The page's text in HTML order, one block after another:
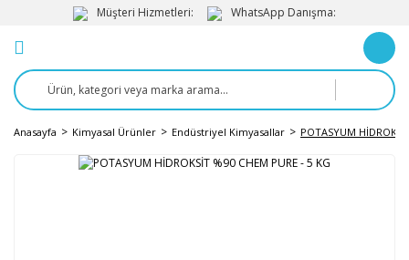
Müşteri Hizmetleri: WhatsApp Danışma:
Anasayfa Kimyasal Ürünler Endüstriyel Kimyasallar POTASYUM